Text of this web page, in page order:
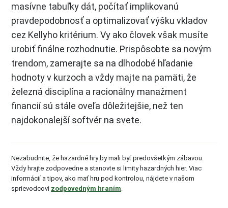
masívne tabuľky dát, počítať implikovanú
pravdepodobnosť a optimalizovať výšku vkladov
cez Kellyho kritérium. Vy ako človek však musíte
urobiť finálne rozhodnutie. Prispôsobte sa novým
trendom, zamerajte sa na dlhodobé hľadanie
hodnoty v kurzoch a vždy majte na pamäti, že
železná disciplína a racionálny manažment
financií sú stále oveľa dôležitejšie, než ten
najdokonalejší softvér na svete.
Nezabudnite, že hazardné hry by mali byť predovšetkým zábavou.
Vždy hrajte zodpovedne a stanovte si limity hazardných hier. Viac
informácií a tipov, ako mať hru pod kontrolou, nájdete v našom
sprievodcovi zodpovedným hraním.